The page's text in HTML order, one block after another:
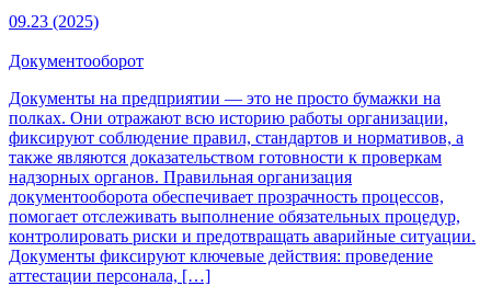
09.23 (2025)
Документооборот
Документы на предприятии — это не просто бумажки на
полках. Они отражают всю историю работы организации,
фиксируют соблюдение правил, стандартов и нормативов, а
также являются доказательством готовности к проверкам
надзорных органов. Правильная организация
документооборота обеспечивает прозрачность процессов,
помогает отслеживать выполнение обязательных процедур,
контролировать риски и предотвращать аварийные ситуации.
Документы фиксируют ключевые действия: проведение
аттестации персонала, […]